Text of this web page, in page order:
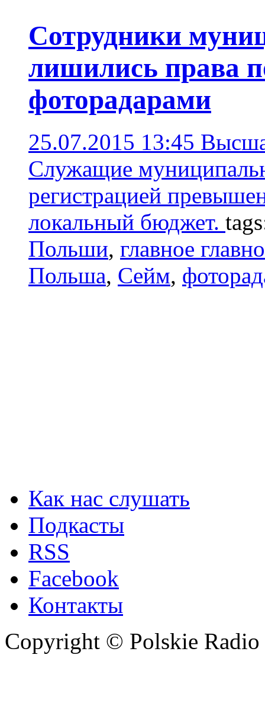
Сотрудники
лишились права
фоторадарами
25.07.2015 13:45
Служащие
регистрацией
локальный бюджет.
Польши, главное
Польша, Сейм,
Как нас слушать
Подкасты
RSS
Facebook
Контакты
Copyright © Polskie